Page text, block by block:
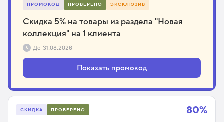
ПРОМОКОД ПРОВЕРЕНО ЭКСКЛЮЗИВ
Скидка 5% на товары из раздела "Новая
коллекция" на 1 клиента
До 31.08.2026
Показать промокод
80%
СКИДКА ПРОВЕРЕНО